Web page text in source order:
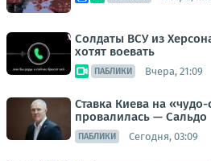
Солдаты ВСУ из
хотят воевать
ПАБЛИКИ Вчера, 21:09
Ставка Киева на
провалилась — Сальдо
ПАБЛИКИ Сегодня, 03:09